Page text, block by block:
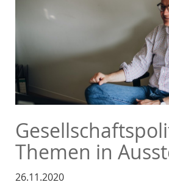
Themen in
26.11.2020